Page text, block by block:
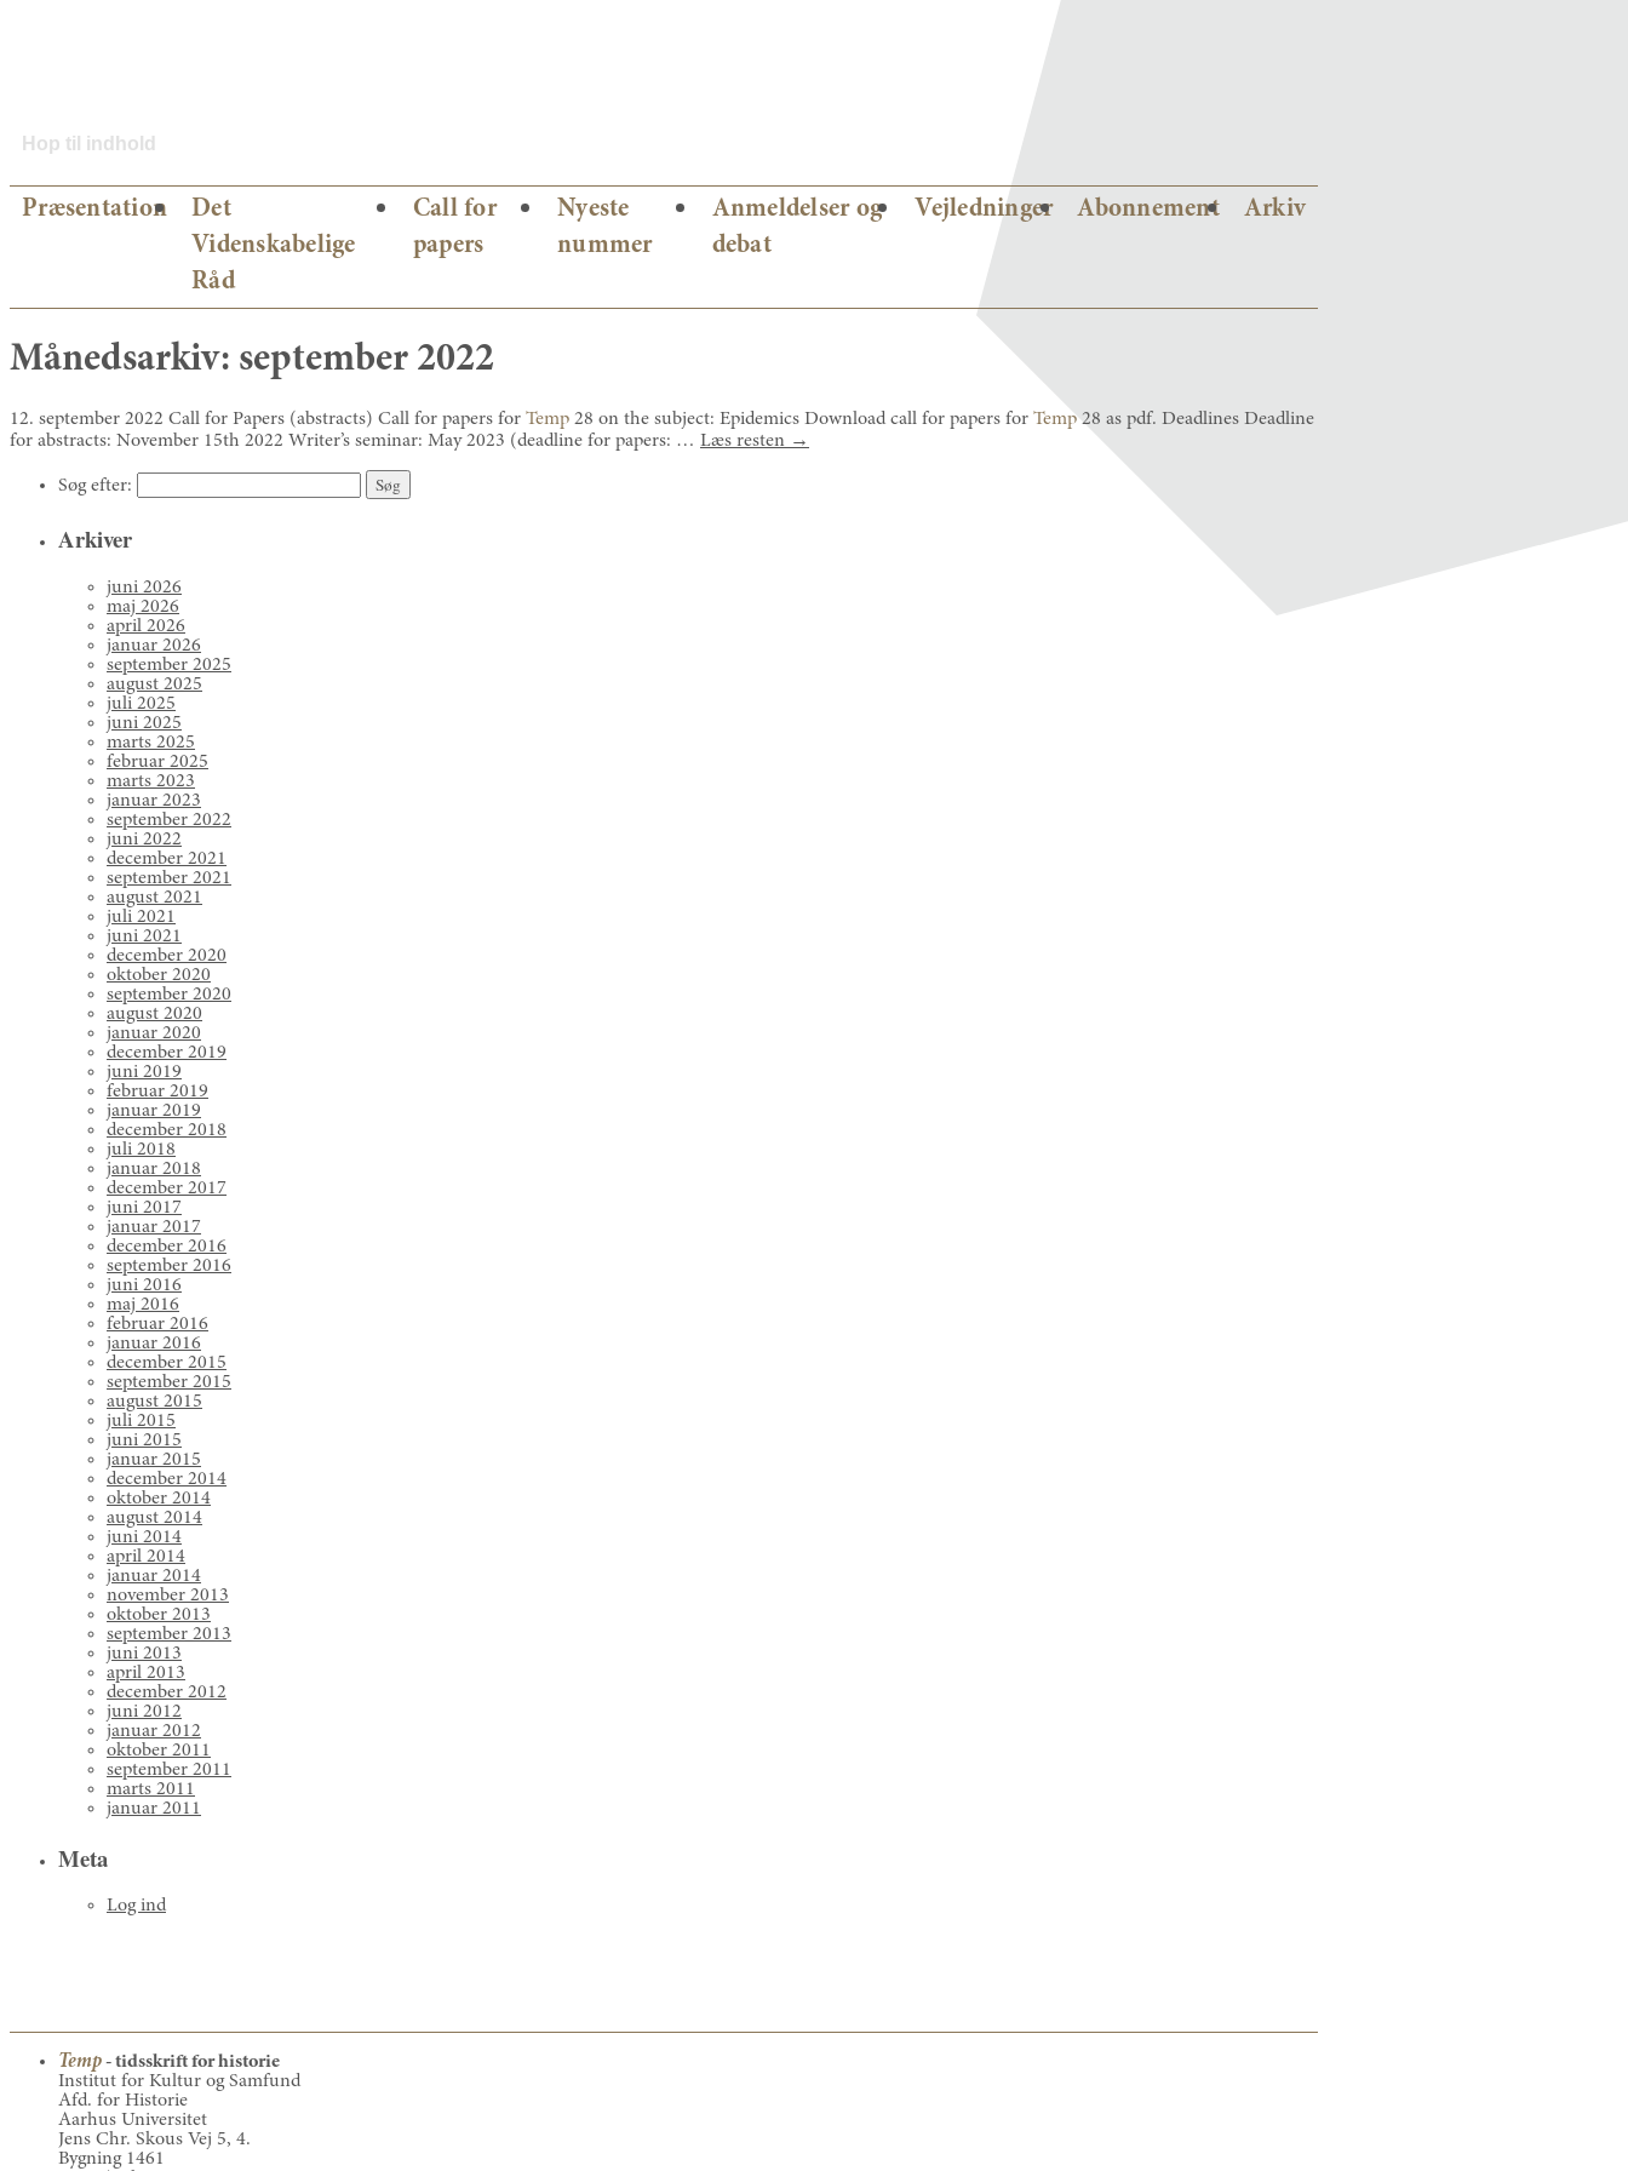
Hop til indhold
Præsentation
Det
Videnskabelige
Råd
Call for
papers
Nyeste
nummer
Anmeldelser og
debat
Vejledninger Abonnement Arkiv
Månedsarkiv: september 2022
12. september 2022 Call for Papers (abstracts) Call for papers for Temp 28 on the subject: Epidemics Download call for papers for Temp28 as pdf. Deadlines Deadline
for abstracts: November 15th 2022 Writer’s seminar: May 2023 (deadline for papers: … Læs resten →
Søg efter:
Arkiver
juni 2026
maj 2026
april 2026
januar 2026
september 2025
august 2025
juli 2025
juni 2025
marts 2025
februar 2025
marts 2023
januar 2023
september 2022
juni 2022
december 2021
september 2021
august 2021
juli 2021
juni 2021
december 2020
oktober 2020
september 2020
august 2020
januar 2020
december 2019
juni 2019
februar 2019
januar 2019
december 2018
juli 2018
januar 2018
december 2017
juni 2017
januar 2017
december 2016
september 2016
juni 2016
maj 2016
februar 2016
januar 2016
december 2015
september 2015
august 2015
juli 2015
juni 2015
januar 2015
december 2014
oktober 2014
august 2014
juni 2014
april 2014
januar 2014
november 2013
oktober 2013
september 2013
juni 2013
april 2013
december 2012
juni 2012
januar 2012
oktober 2011
september 2011
marts 2011
januar 2011
Meta
Log ind
Temp- tidsskrift for historie
Institut for Kultur og Samfund
Afd. for Historie
Aarhus Universitet
Jens Chr. Skous Vej 5, 4.
Bygning 1461